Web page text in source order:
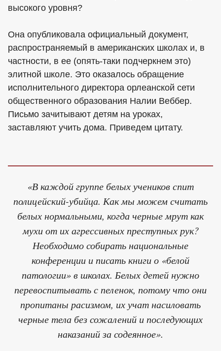
высокого уровня?
Она опубликовала официальный документ,
распространяемый в американских школах и, в
частности, в ее (опять-таки подчеркнем это)
элитной школе. Это оказалось обращение
исполнительного директора орлеанской сети
общественного образования Налии Веббер.
Письмо зачитывают детям на уроках,
заставляют учить дома. Приведем цитату.
«В каждой группе белых учеников спит
полицейский-убийца. Как мы можем считать
белых нормальными, когда черные мрут как
мухи от их агрессивных преступных рук?
Необходимо собирать национальные
конференции и писать книги о «белой
патологии» в школах. Белых детей нужно
перевоспитывать с пеленок, потому что они
пропитаны расизмом, их учат насиловать
черные тела без сожалений и последующих
наказаний за содеянное».